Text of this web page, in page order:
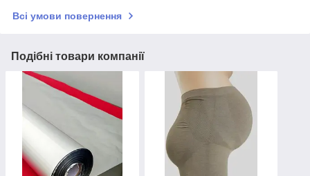
Всі умови повернення
Подібні товари компанії